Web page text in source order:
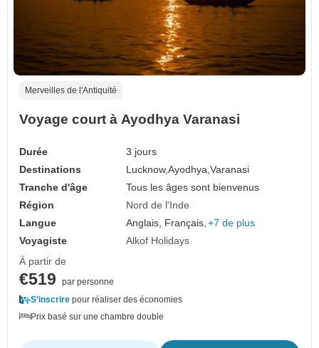
Merveilles de l'Antiquité
Voyage court à Ayodhya Varanasi
Durée
3 jours
Destinations
Lucknow,Ayodhya,Varanasi
Tranche d'âge
Tous les âges sont bienvenus
Région
Nord de l'Inde
Langue
Anglais, Français, +7 de plus
Voyagiste
Alkof Holidays
À partir de
€519
par personne
S'inscrire pour réaliser des économies
Prix basé sur une chambre double